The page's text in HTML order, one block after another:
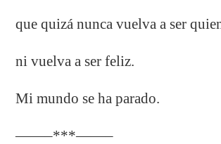
que quizá nunca vuelva a ser
ni vuelva a ser feliz.
Mi mundo se ha parado.
——–***——–